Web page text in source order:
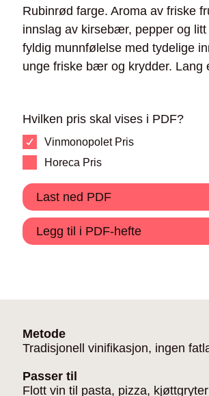
Rubinrød farge. Aroma av friske
innslag av kirsebær, pepper og
fyldig munnfølelse med tydelige
unge friske bær og krydder. Lang
Hvilken pris skal vises i PDF?
Vinmonopolet Pris
Horeca Pris
Last ned PDF
Legg til i PDF-hefte
Metode
Tradisjonell vinifikasjon, ingen
Passer til
Flott vin til pasta, pizza,